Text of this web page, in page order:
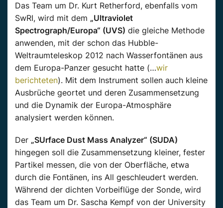
Das Team um Dr. Kurt Retherford, ebenfalls vom
SwRI, wird mit dem „Ultraviolet
Spectrograph/Europa“ (UVS) die gleiche Methode
anwenden, mit der schon das Hubble-
Weltraumteleskop 2012 nach Wasserfontänen aus
dem Europa-Panzer gesucht hatte (…wir
berichteten). Mit dem Instrument sollen auch kleine
Ausbrüche geortet und deren Zusammensetzung
und die Dynamik der Europa-Atmosphäre
analysiert werden können.
Der „SUrface Dust Mass Analyzer“ (SUDA)
hingegen soll die Zusammensetzung kleiner, fester
Partikel messen, die von der Oberfläche, etwa
durch die Fontänen, ins All geschleudert werden.
Während der dichten Vorbeiflüge der Sonde, wird
das Team um Dr. Sascha Kempf von der University